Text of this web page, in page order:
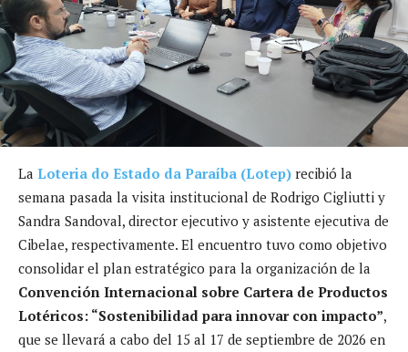
La Loteria do Estado da Paraíba (Lotep) recibió la
semana pasada la visita institucional de Rodrigo Cigliutti y
Sandra Sandoval, director ejecutivo y asistente ejecutiva de
Cibelae, respectivamente. El encuentro tuvo como objetivo
consolidar el plan estratégico para la organización de la
Convención Internacional sobre Cartera de Productos
Lotéricos: “Sostenibilidad para innovar con impacto”,
que se llevará a cabo del 15 al 17 de septiembre de 2026 en